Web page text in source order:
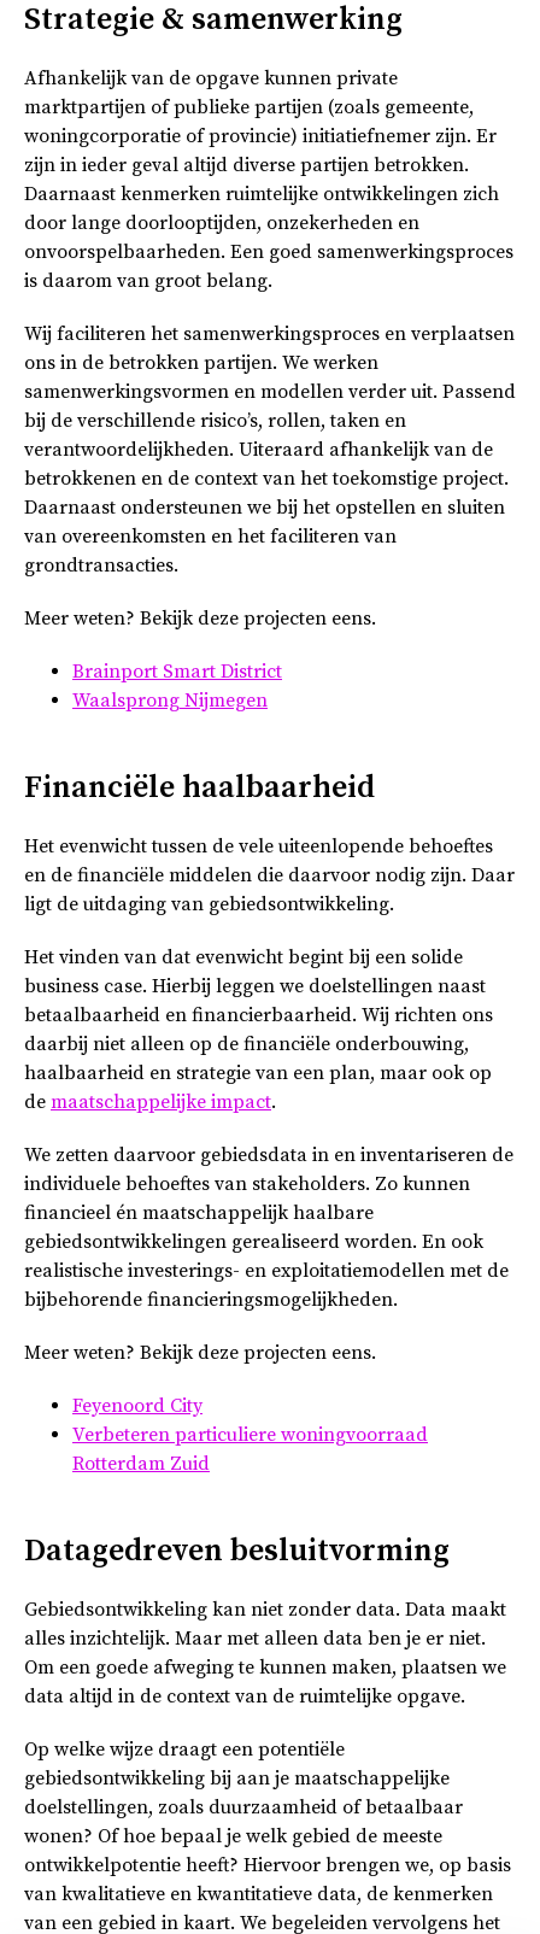
Strategie & samenwerking
Afhankelijk van de opgave kunnen private
marktpartijen of publieke partijen (zoals gemeente,
woningcorporatie of provincie) initiatiefnemer zijn. Er
zijn in ieder geval altijd diverse partijen betrokken.
Daarnaast kenmerken ruimtelijke ontwikkelingen zich
door lange doorlooptijden, onzekerheden en
onvoorspelbaarheden. Een goed samenwerkingsproces
is daarom van groot belang.
Wij faciliteren het samenwerkingsproces en verplaatsen
ons in de betrokken partijen. We werken
samenwerkingsvormen en modellen verder uit. Passend
bij de verschillende risico’s, rollen, taken en
verantwoordelijkheden. Uiteraard afhankelijk van de
betrokkenen en de context van het toekomstige project.
Daarnaast ondersteunen we bij het opstellen en sluiten
van overeenkomsten en het faciliteren van
grondtransacties.
Meer weten? Bekijk deze projecten eens.
Brainport Smart District
Waalsprong Nijmegen
Financiële haalbaarheid
Het evenwicht tussen de vele uiteenlopende behoeftes
en de financiële middelen die daarvoor nodig zijn. Daar
ligt de uitdaging van gebiedsontwikkeling.
Het vinden van dat evenwicht begint bij een solide
business case. Hierbij leggen we doelstellingen naast
betaalbaarheid en financierbaarheid. Wij richten ons
daarbij niet alleen op de financiële onderbouwing,
haalbaarheid en strategie van een plan, maar ook op
de maatschappelijke impact.
We zetten daarvoor gebiedsdata in en inventariseren de
individuele behoeftes van stakeholders. Zo kunnen
financieel én maatschappelijk haalbare
gebiedsontwikkelingen gerealiseerd worden. En ook
realistische investerings- en exploitatiemodellen met de
bijbehorende financieringsmogelijkheden.
Meer weten? Bekijk deze projecten eens.
Feyenoord City
Verbeteren particuliere woningvoorraad
Rotterdam Zuid
Datagedreven besluitvorming
Gebiedsontwikkeling kan niet zonder data. Data maakt
alles inzichtelijk. Maar met alleen data ben je er niet.
Om een goede afweging te kunnen maken, plaatsen we
data altijd in de context van de ruimtelijke opgave.
Op welke wijze draagt een potentiële
gebiedsontwikkeling bij aan je maatschappelijke
doelstellingen, zoals duurzaamheid of betaalbaar
wonen? Of hoe bepaal je welk gebied de meeste
ontwikkelpotentie heeft? Hiervoor brengen we, op basis
van kwalitatieve en kwantitatieve data, de kenmerken
van een gebied in kaart. We begeleiden vervolgens het